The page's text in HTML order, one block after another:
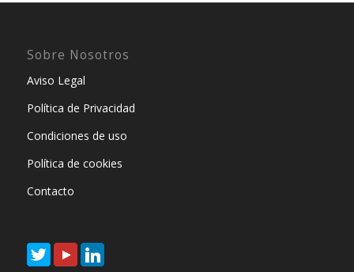
Sobre Nosotros
Aviso Legal
Política de Privacidad
Condiciones de uso
Política de cookies
Contacto